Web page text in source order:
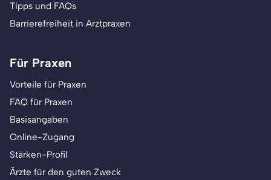
Tipps und FAQs
Barrierefreiheit in Arztpraxen
Für Praxen
Vorteile für Praxen
FAQ für Praxen
Basisangaben
Online-Zugang
Stärken-Profil
Ärzte für den guten Zweck